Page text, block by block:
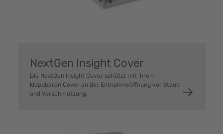
NextGen Insight Cover
Die NextGen Insight Cover schützt mit ihrem
klappbaren Cover an der Entnahmeöffnung vor Staub
und Verschmutzung.